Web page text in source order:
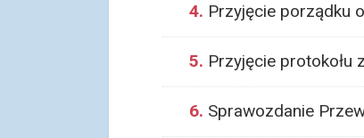
4. Przyjęcie porządku
5. Przyjęcie protokołu
6. Sprawozdanie